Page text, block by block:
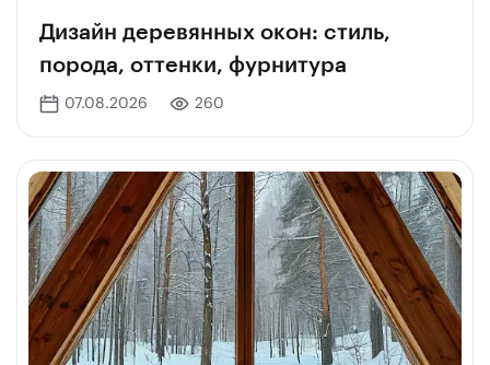
Дизайн деревянных окон: стиль,
порода, оттенки, фурнитура
07.08.2026 260